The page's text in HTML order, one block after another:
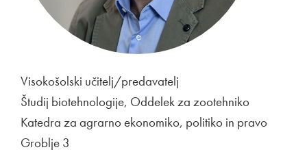
Visokošolski učitelj/predavatelj
Študij biotehnologije, Oddelek za zootehniko
Katedra za agrarno ekonomiko, politiko in pravo
Groblje 3